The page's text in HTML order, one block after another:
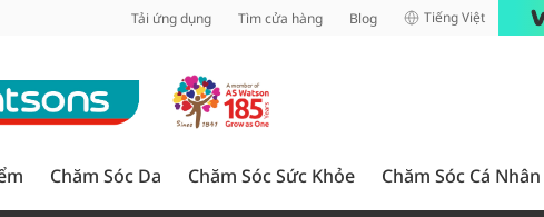
Tải ứng dụng Tìm cửa hàng Blog Tiếng Việt
Chăm Sóc Da Chăm Sóc Sức Khỏe Chăm Sóc Cá Nhân